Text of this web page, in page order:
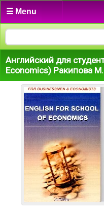
☰ Menu
Английский для
Economics) Ракипова